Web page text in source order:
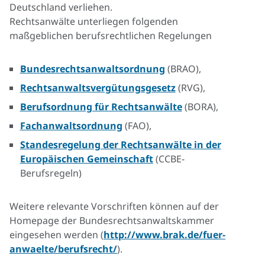
Deutschland verliehen.
Rechtsanwälte unterliegen folgenden
maßgeblichen berufsrechtlichen Regelungen
Bundesrechtsanwaltsordnung (BRAO),
Rechtsanwaltsvergütungsgesetz(RVG),
Berufsordnung für Rechtsanwälte(BORA),
Fachanwaltsordnung (FAO),
Standesregelung der Rechtsanwälte in der
Europäischen Gemeinschaft(CCBE-
Berufsregeln)
Weitere relevante Vorschriften können auf der
Homepage der Bundesrechtsanwaltskammer
eingesehen werden (http://www.brak.de/fuer-
anwaelte/berufsrecht/).